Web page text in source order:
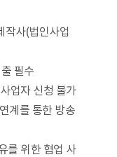
작사(법인사업
필수
업자 신청 불가
계를 통한 방송
를 위한 협업 사